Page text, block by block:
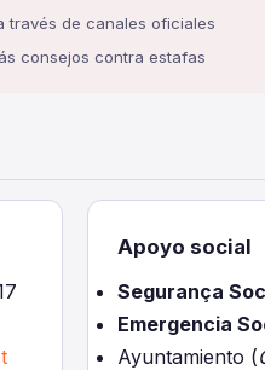
través de canales oficiales
consejos contra estafas
Apoyo social
Segurança
Emergencia
Ayuntamiento (